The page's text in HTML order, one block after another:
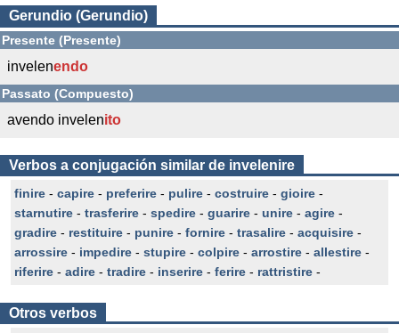
Gerundio (Gerundio)
Presente (Presente)
invelenendo
Passato (Compuesto)
avendo invelenito
Verbos a conjugación similar de invelenire
finire - capire - preferire - pulire - costruire - gioire -
starnutire - trasferire - spedire - guarire - unire - agire -
gradire - restituire - punire - fornire - trasalire - acquisire -
arrossire - impedire - stupire - colpire - arrostire - allestire -
riferire - adire - tradire - inserire - ferire - rattristire -
Otros verbos